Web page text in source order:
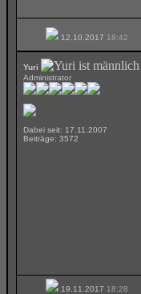
12.10.2017 18:42
Yuri
Administrator
Dabei seit: 17.11.2007
Beiträge: 3572
19.11.2017 18:28